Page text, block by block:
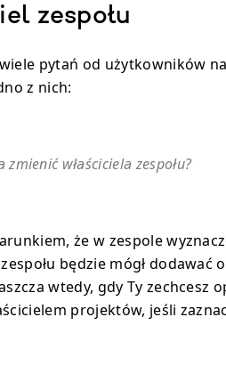
zespołu
pytań od użytkowników
z nich:
zmienić właściciela zespołu?
że w zespole
będzie mógł dodawać
wtedy, gdy Ty
projektów, jeśli